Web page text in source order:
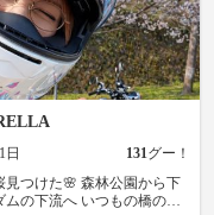
日 131グー！
た🌸 森林公園から下
ムの下流へ いつもの橋の所